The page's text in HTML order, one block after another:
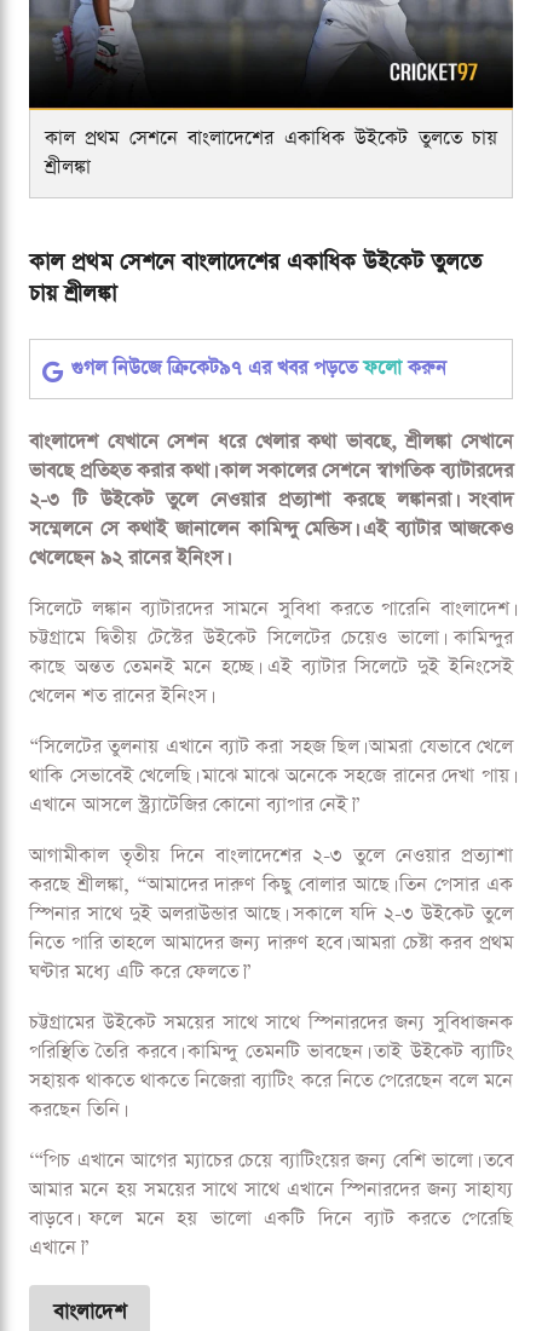
কাল প্রথম সেশনে বাংলাদেশের একাধিক উইকেট তুলতে চায়
শ্রীলঙ্কা
কাল প্রথম সেশনে বাংলাদেশের একাধিক উইকেট তুলতে
চায় শ্রীলঙ্কা
গুগল নিউজে ক্রিকেট৯৭ এর খবর পড়তেফলোকরুন
বাংলাদেশ যেখানে সেশন ধরে খেলার কথা ভাবছে, শ্রীলঙ্কা সেখানে
ভাবছে প্রতিহত করার কথা। কাল সকালের সেশনে স্বাগতিক ব্যাটারদের
২-৩ টি উইকেট তুলে নেওয়ার প্রত্যাশা করছে লঙ্কানরা। সংবাদ
সম্মেলনে সে কথাই জানালেন কামিন্দু মেন্ডিস। এই ব্যাটার আজকেও
খেলেছেন ৯২ রানের ইনিংস।
সিলেটে লঙ্কান ব্যাটারদের সামনে সুবিধা করতে পারেনি বাংলাদেশ।
চট্টগ্রামে দ্বিতীয় টেস্টের উইকেট সিলেটের চেয়েও ভালো। কামিন্দুর
কাছে অন্তত তেমনই মনে হচ্ছে। এই ব্যাটার সিলেটে দুই ইনিংসেই
খেলেন শত রানের ইনিংস।
“সিলেটের তুলনায় এখানে ব্যাট করা সহজ ছিল। আমরা যেভাবে খেলে
থাকি সেভাবেই খেলেছি। মাঝে মাঝে অনেকে সহজে রানের দেখা পায়।
এখানে আসলে স্ট্র্যাটেজির কোনো ব্যাপার নেই।”
আগামীকাল তৃতীয় দিনে বাংলাদেশের ২-৩ তুলে নেওয়ার প্রত্যাশা
করছে শ্রীলঙ্কা, “আমাদের দারুণ কিছু বোলার আছে। তিন পেসার এক
স্পিনার সাথে দুই অলরাউন্ডার আছে। সকালে যদি ২-৩ উইকেট তুলে
নিতে পারি তাহলে আমাদের জন্য দারুণ হবে। আমরা চেষ্টা করব প্রথম
ঘণ্টার মধ্যে এটি করে ফেলতে।”
চট্টগ্রামের উইকেট সময়ের সাথে সাথে স্পিনারদের জন্য সুবিধাজনক
পরিস্থিতি তৈরি করবে। কামিন্দু তেমনটি ভাবছেন। তাই উইকেট ব্যাটিং
সহায়ক থাকতে থাকতে নিজেরা ব্যাটিং করে নিতে পেরেছেন বলে মনে
করছেন তিনি।
‘“পিচ এখানে আগের ম্যাচের চেয়ে ব্যাটিংয়ের জন্য বেশি ভালো। তবে
আমার মনে হয় সময়ের সাথে সাথে এখানে স্পিনারদের জন্য সাহায্য
বাড়বে। ফলে মনে হয় ভালো একটি দিনে ব্যাট করতে পেরেছি
এখানে।”
বাংলাদেশ